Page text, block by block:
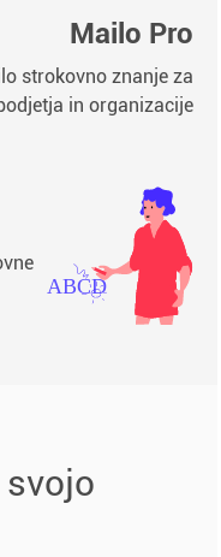
Mailo Pro
strokovno znanje za
in organizacije